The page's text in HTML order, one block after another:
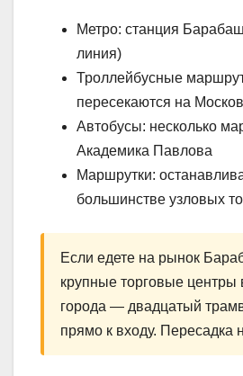
Метро: станция
линия)
Троллейбусные
пересекаются на
Автобусы: несколько
Академика Павлова
Маршрутки:
большинстве узловых
Если едете на рынок
крупные торговые центры
города — двадцатый
прямо к входу. Пересадка